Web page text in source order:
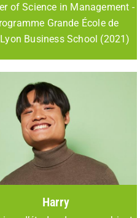
of Science in Management -
Grande École de
Business School (2021)
Harry